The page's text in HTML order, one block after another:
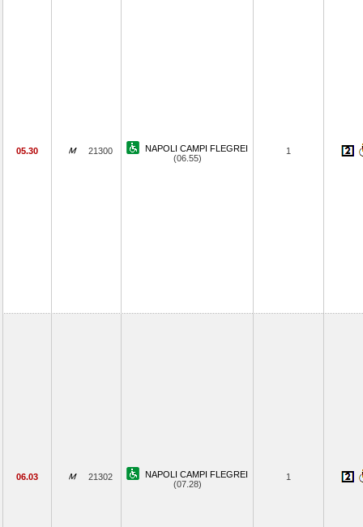
05.30 21300
NAPOLI CAMPI FLEGREI
(06.55)
1
06.03 21302
NAPOLI CAMPI FLEGREI
(07.28)
1